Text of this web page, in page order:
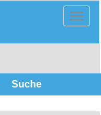
Suche